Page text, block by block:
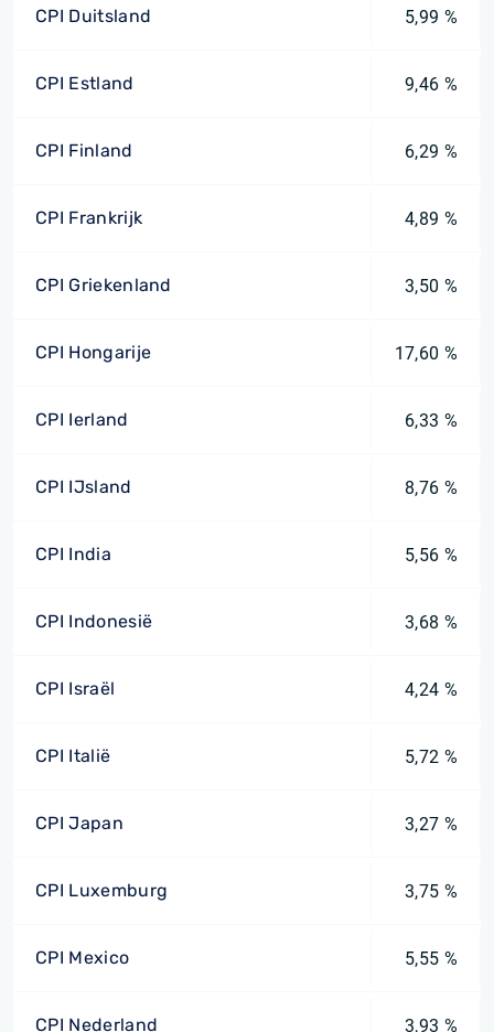
CPI Duitsland 5,99 %
CPI Estland 9,46 %
CPI Finland 6,29 %
CPI Frankrijk 4,89 %
CPI Griekenland 3,50 %
CPI Hongarije 17,60 %
CPI Ierland 6,33 %
CPI IJsland 8,76 %
CPI India 5,56 %
CPI Indonesië 3,68 %
CPI Israël 4,24 %
CPI Italië 5,72 %
CPI Japan 3,27 %
CPI Luxemburg 3,75 %
CPI Mexico 5,55 %
CPI Nederland 3,93 %